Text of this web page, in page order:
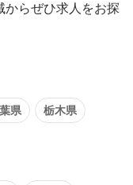
からぜひ求人をお探
県 栃木県